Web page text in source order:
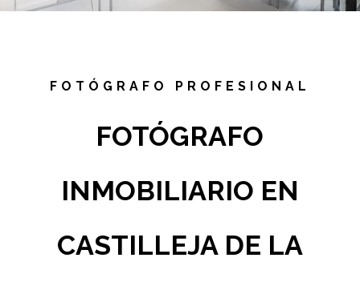
FOTÓGRAFO PROFESIONAL
FOTÓGRAFO
INMOBILIARIO EN
CASTILLEJA DE LA